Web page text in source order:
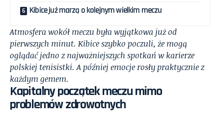
Kibice już marzą o kolejnym wielkim meczu
Atmosfera wokół meczu była wyjątkowa już od
pierwszych minut. Kibice szybko poczuli, że mogą
oglądać jedno z najważniejszych spotkań w karierze
polskiej tenisistki. A później emocje rosły praktycznie z
każdym gemem.
Kapitalny początek meczu mimo
problemów zdrowotnych